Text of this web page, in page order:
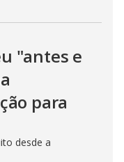
"antes e
para
desde a